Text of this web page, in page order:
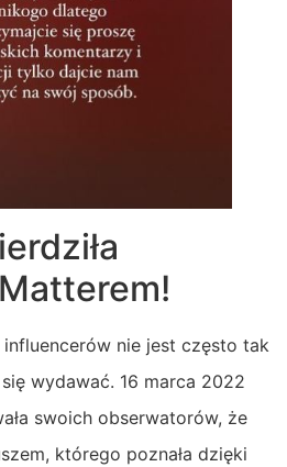
nie jest często tak
wydawać. 16 marca 2022
swoich obserwatorów, że
którego poznała dzięki